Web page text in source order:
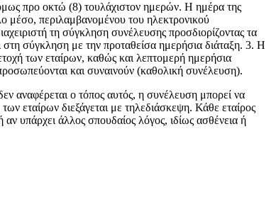
προ οκτώ (8) τουλάχιστον ημερών. Η ημέρα της
μέσο, περιλαμβανομένου του ηλεκτρονικού
τη σύγκληση συνέλευσης προσδιορίζοντας τα
στη σύγκληση με την προταθείσα ημερήσια διάταξη. 3. Η
των εταίρων, καθώς και λεπτομερή ημερήσια
και συναινούν (καθολική συνέλευση).
αναφέρεται ο τόπος αυτός, η συνέλευση μπορεί να
εταίρων διεξάγεται με τηλεδιάσκεψη. Κάθε εταίρος
υπάρχει άλλος σπουδαίος λόγος, ιδίως ασθένεια ή